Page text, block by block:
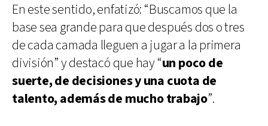
En este sentido, enfatizó: “Buscamos que la
base sea grande para que después dos o tres
de cada camada lleguen a jugar a la primera
división” y destacó que hay “un poco de
suerte, de decisiones y una cuota de
talento, además de mucho trabajo”.